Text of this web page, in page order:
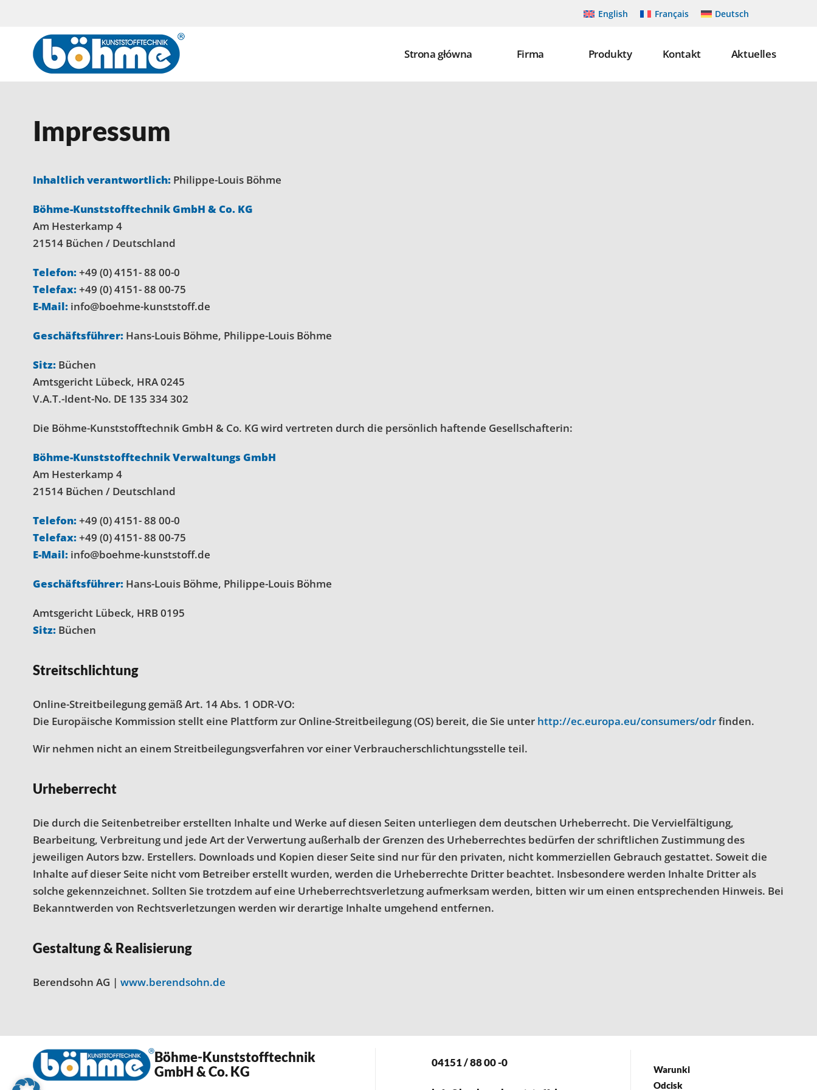
English Français Deutsch
Strona główna Firma Produkty Kontakt Aktuelles
Impressum
Inhaltlich verantwortlich: Philippe-Louis Böhme
Böhme-Kunststofftechnik GmbH & Co. KG
Am Hesterkamp 4
21514 Büchen / Deutschland
Telefon:+49 (0) 4151- 88 00-0
Telefax:+49 (0) 4151- 88 00-75
E-Mail:info@boehme-kunststoff.de
Geschäftsführer:Hans-Louis Böhme, Philippe-Louis Böhme
Sitz:Büchen
Amtsgericht Lübeck, HRA 0245
V.A.T.-Ident-No. DE 135 334 302
Die Böhme-Kunststofftechnik GmbH & Co. KG wird vertreten durch die persönlich haftende Gesellschafterin:
Böhme-Kunststofftechnik Verwaltungs GmbH
Am Hesterkamp 4
21514 Büchen / Deutschland
Telefon:+49 (0) 4151- 88 00-0
Telefax:+49 (0) 4151- 88 00-75
E-Mail:info@boehme-kunststoff.de
Geschäftsführer:Hans-Louis Böhme, Philippe-Louis Böhme
Amtsgericht Lübeck, HRB 0195
Sitz:Büchen
Streitschlichtung
Online-Streitbeilegung gemäß Art. 14 Abs. 1 ODR-VO:
Die Europäische Kommission stellt eine Plattform zur Online-Streitbeilegung (OS) bereit, die Sie unter http://ec.europa.eu/consumers/odrfinden.
Wir nehmen nicht an einem Streitbeilegungsverfahren vor einer Verbraucherschlichtungsstelle teil.
Urheberrecht
Die durch die Seitenbetreiber erstellten Inhalte und Werke auf diesen Seiten unterliegen dem deutschen Urheberrecht. Die Vervielfältigung,
Bearbeitung, Verbreitung und jede Art der Verwertung außerhalb der Grenzen des Urheberrechtes bedürfen der schriftlichen Zustimmung des
jeweiligen Autors bzw. Erstellers. Downloads und Kopien dieser Seite sind nur für den privaten, nicht kommerziellen Gebrauch gestattet. Soweit die
Inhalte auf dieser Seite nicht vom Betreiber erstellt wurden, werden die Urheberrechte Dritter beachtet. Insbesondere werden Inhalte Dritter als
solche gekennzeichnet. Sollten Sie trotzdem auf eine Urheberrechtsverletzung aufmerksam werden, bitten wir um einen entsprechenden Hinweis. Bei
Bekanntwerden von Rechtsverletzungen werden wir derartige Inhalte umgehend entfernen.
Gestaltung & Realisierung
Berendsohn AG | www.berendsohn.de
Böhme-Kunststofftechnik
GmbH & Co. KG
04151 / 88 00 -0
Warunki
Odcisk